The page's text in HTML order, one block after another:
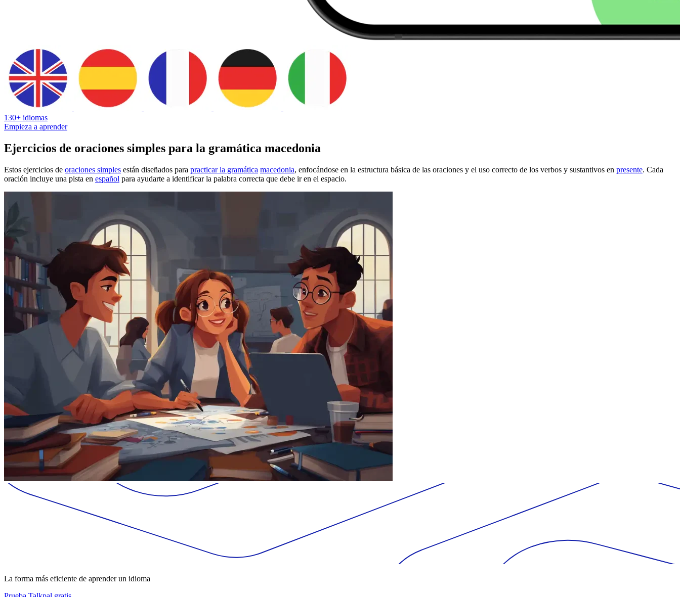
130+ idiomas
Empieza a aprender
Ejercicios de oraciones simples para la gramática macedonia
Estos ejercicios de oraciones simples están diseñados para practicar la gramática macedonia, enfocándose en la estructura básica de las oraciones y el uso correcto de los verbos y sustantivos en presente. Cada
oración incluye una pista en español para ayudarte a identificar la palabra correcta que debe ir en el espacio.
La forma más eficiente de aprender un idioma